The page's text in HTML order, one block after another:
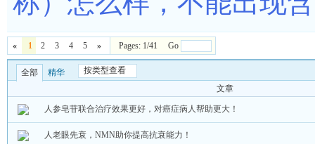
« 1 2 3 4 5 » Pages: 1/41 Go
全部 精华
按类型查看
文章
人参皂苷联合治疗效果更好，对癌症病人帮助更大！
人老眼先衰，NMN助你提高抗衰能力！